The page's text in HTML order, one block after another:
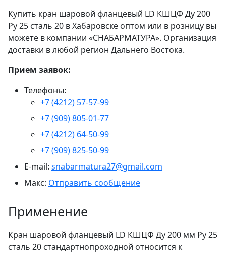
Купить кран шаровой фланцевый LD КШЦФ Ду 200
Ру 25 сталь 20 в Хабаровске оптом или в розницу вы
можете в компании «СНАБАРМАТУРА». Организация
доставки в любой регион Дальнего Востока.
Прием заявок:
Телефоны:
+7 (4212) 57-57-99
+7 (909) 805-01-77
+7 (4212) 64-50-99
+7 (909) 825-50-99
E-mail: snabarmatura27@gmail.com
Макс: Отправить сообщение
Применение
Кран шаровой фланцевый LD КШЦФ Ду 200 мм Ру 25
сталь 20 стандартнопроходной относится к